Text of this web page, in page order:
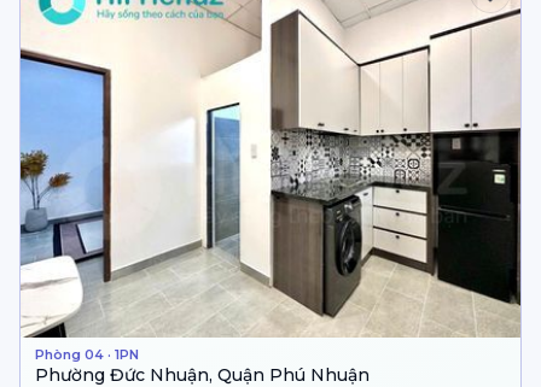
Phòng 04 · 1PN
Phường Đức Nhuận, Quận Phú Nhuận